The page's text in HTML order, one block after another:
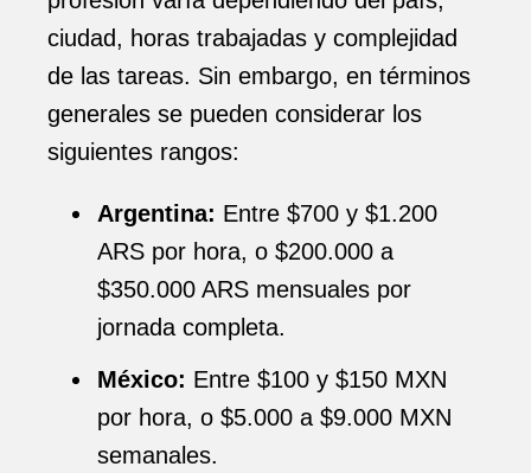
ciudad, horas trabajadas y complejidad
de las tareas. Sin embargo, en términos
generales se pueden considerar los
siguientes rangos:
Argentina: Entre $700 y $1.200
ARS por hora, o $200.000 a
$350.000 ARS mensuales por
jornada completa.
México: Entre $100 y $150 MXN
por hora, o $5.000 a $9.000 MXN
semanales.